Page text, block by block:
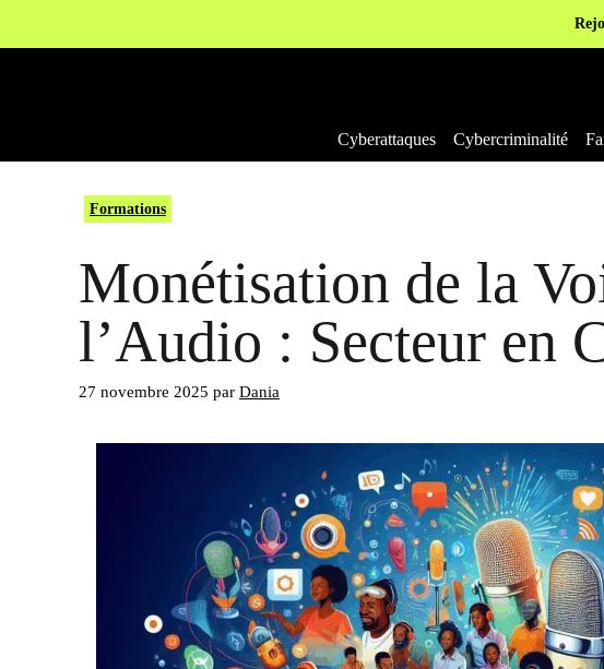
Cyberattaques Cybercriminalité
Formations
Monétisation de la
l’Audio : Secteur en
27 novembre 2025 par Dania